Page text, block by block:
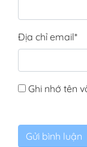
Địa chỉ email*
Ghi nhớ tên